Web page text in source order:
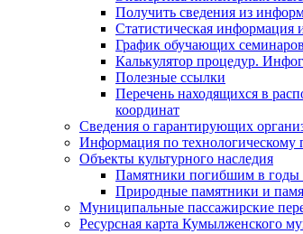
Получить сведения из
Статистическая информация
График обучающих семинаров
Калькулятор процедур.
Полезные ссылки
Перечень находящихся в
координат
Сведения о гарантирующих
Информация по технологическому
Объекты культурного наследия
Памятники погибшим в годы
Природные памятники и
Муниципальные пассажирские
Ресурсная карта Кумылженского